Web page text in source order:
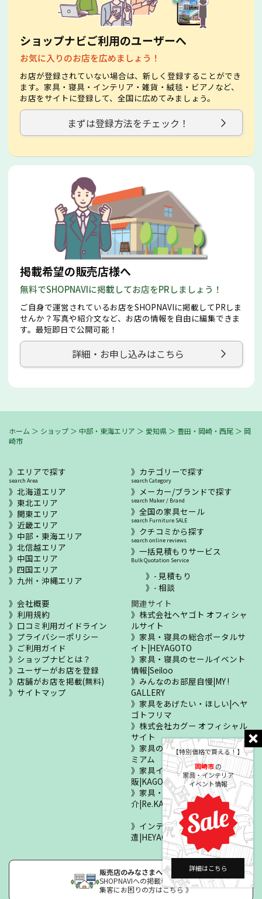
【特別価格で買える！】
岡崎市の
家具・インテリア
イベント情報
詳細はこちら
ショップナビご利用のユーザーへ
お気に入りのお店を広めましょう！
お店が登録されていない場合は、新しく登録することができ
ます。家具・寝具・インテリア・雑貨・絨毯・ビアノなど、
お店をサイトに登録して、全国に広めてみましょう。
まずは登録方法をチェック！
掲載希望の販売店様へ
無料でSHOPNAVIに掲載してお店をPRしましょう！
ご自身で運営されているお店をSHOPNAVIに掲載してPRしま
せんか？写真や紹介文など、お店の情報を自由に編集できま
す。最短即日で公開可能！
詳細・お申し込みはこちら
ホーム ＞ ショップ ＞ 中部・東海エリア ＞ 愛知県 ＞ 豊田・岡崎・西尾 ＞ 岡
崎市
エリアで探す
search Area
北海道エリア
東北エリア
関東エリア
近畿エリア
中部・東海エリア
北信越エリア
中国エリア
四国エリア
九州・沖縄エリア
カテゴリーで探す
search Category
メーカー/ブランドで探す
search Maker / Brand
全国の家具セール
search Furniture SALE
クチコミから探す
search online reviews
一括見積もりサービス
Bulk Quotation Service
- 見積もり
- 相談
会社概要
利用規約
口コミ利用ガイドライン
プライバシーポリシー
ご利用ガイド
ショップナビとは？
ユーザーがお店を登録
店舗がお店を掲載(無料)
サイトマップ
関連サイト
株式会社ヘヤゴト オフィシャ
ルサイト
家具・寝具の総合ポータルサ
イト|HEYAGOTO
家具・寝具のセールイベント
情報|Seiloo
みんなのお部屋自慢|MY !
GALLERY
家具をあげたい・ほしい|ヘヤ
ゴトフリマ
株式会社カグー オフィシャル
サイト
家具の正規販売店|KAGOOプレ
ミアム
家具インテリア・寝具の通
販|KAGOO公式通販
家具・住まいの修理紹
介|Re.KAGOO
インテリア・住設人材派
遣|HEYAGOTO Human Satellite
販売店のみなさまへ
SHOPNAVIへの掲載希望
集客にお困りの方はこちら 》